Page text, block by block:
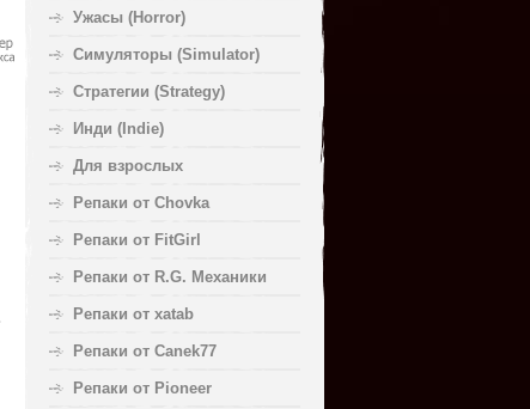
Ужасы (Horror)
Симуляторы (Simulator)
Стратегии (Strategy)
Инди (Indie)
Для взрослых
Репаки от Chovka
Репаки от FitGirl
Репаки от R.G. Механики
Репаки от xatab
Репаки от Canek77
Репаки от Pioneer